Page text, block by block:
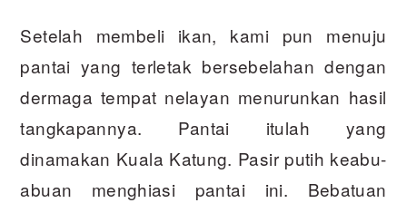
Setelah membeli ikan, kami pun menuju
pantai yang terletak bersebelahan dengan
dermaga tempat nelayan menurunkan hasil
tangkapannya. Pantai itulah yang
dinamakan Kuala Katung. Pasir putih keabu-
abuan menghiasi pantai ini. Bebatuan